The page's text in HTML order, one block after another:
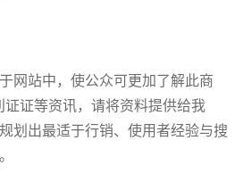
网站中，使公众可更加了解此商
证证等资讯，请将资料提供给我
划出最适于行销、使用者经验与搜